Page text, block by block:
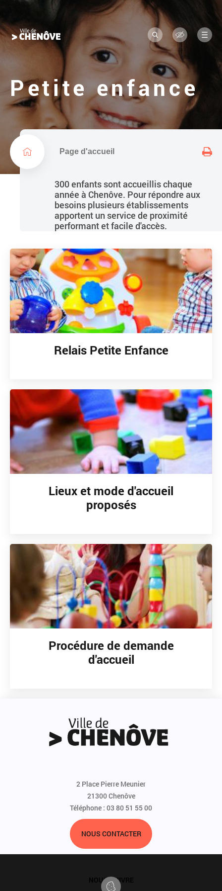
L
g
e
l
i
l
Navigation
principale
R
e
c
e
r
c
h
e
a
M
Petite enfance
Page d'accueil
300 enfants sont accueillis chaque
année à Chenôve. Pour répondre aux
besoins plusieurs établissements
apportent un service de proximité
performant et facile d'accès.
Relais Petite Enfance
Lieux et mode d'accueil
proposés
Procédure de demande
d'accueil
2 Place Pierre Meunier
21300 Chenôve
Téléphone : 03 80 51 55 00
NOUS CONTACTER
NOUS SUIVRE